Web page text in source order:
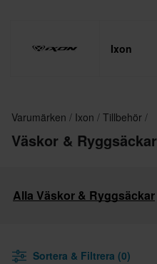
Ixon
Varumärken Ixon Tillbehör
Väskor & Ryggsäckar
Alla Väskor & Ryggsäckar
Sortera & Filtrera (0)